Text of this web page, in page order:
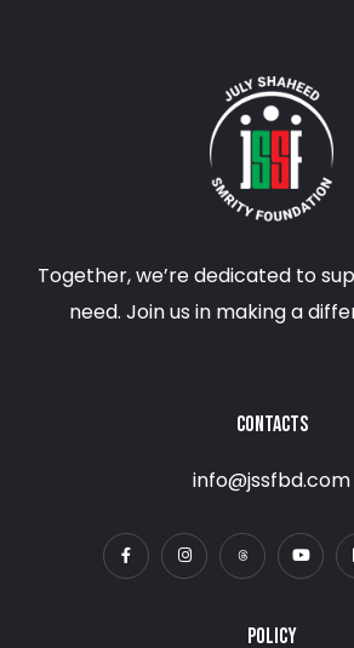
Together, we’re dedicated to
need. Join us in making a
CONTACTS
info@jssfbd.com
POLICY